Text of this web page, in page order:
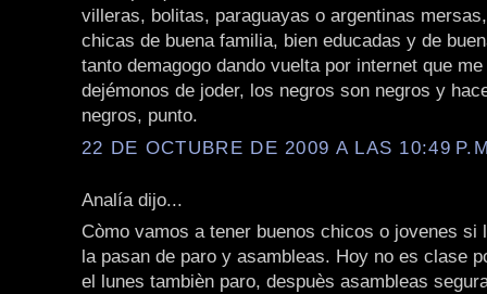
villeras, bolitas, paraguayas o argentinas
chicas de buena familia, bien educadas y de
tanto demagogo dando vuelta por internet que
dejémonos de joder, los negros son negros y
negros, punto.
22 DE OCTUBRE DE 2009 A LAS 10:49
Analía dijo...
Còmo vamos a tener buenos chicos o jovenes si
la pasan de paro y asambleas. Hoy no es clase
el lunes tambièn paro, despuès asambleas